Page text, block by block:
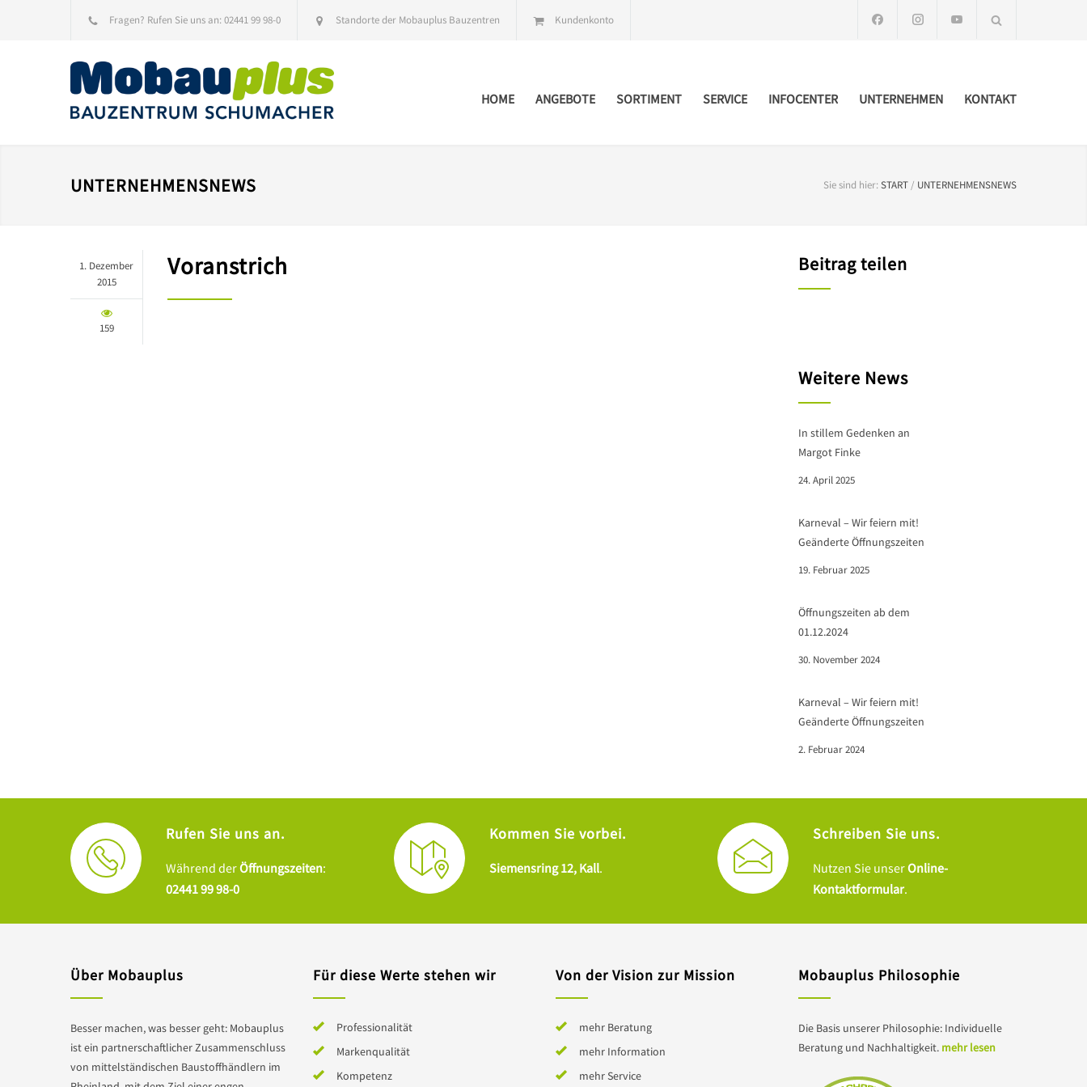
Fragen? Rufen Sie uns an:02441 99 98-0 Standorte der Mobauplus Bauzentren Kundenkonto
HOME ANGEBOTE SORTIMENT SERVICE INFOCENTER UNTERNEHMEN KONTAKT
UNTERNEHMENSNEWS Sie sind hier:START / UNTERNEHMENSNEWS
1. Dezember
2015
159
Voranstrich Beitrag teilen
Weitere News
In stillem Gedenken an
Margot Finke
24. April 2025
Karneval – Wir feiern mit!
Geänderte Öffnungszeiten
19. Februar 2025
Öffnungszeiten ab dem
01.12.2024
30. November 2024
Karneval – Wir feiern mit!
Geänderte Öffnungszeiten
2. Februar 2024
Rufen Sie uns an.
Während derÖffnungszeiten:
02441 99 98-0
Kommen Sie vorbei.
Siemensring 12, Kall.
Schreiben Sie uns.
Nutzen Sie unserOnline-
Kontaktformular.
Über Mobauplus
Besser machen, was besser geht: Mobauplus
ist ein partnerschaftlicher Zusammenschluss
von mittelständischen Baustoffhändlern im
Für diese Werte stehen wir
Professionalität
Markenqualität
Kompetenz
Von der Vision zur Mission
mehr Beratung
mehr Information
mehr Service
Mobauplus Philosophie
Die Basis unserer Philosophie: Individuelle
Beratung und Nachhaltigkeit. mehr lesen